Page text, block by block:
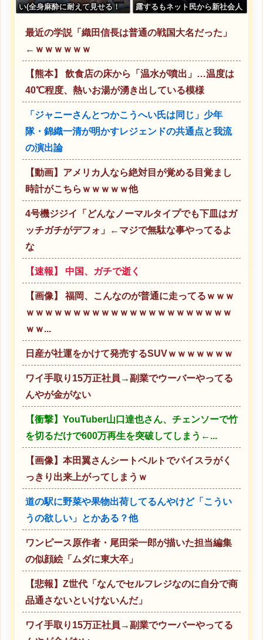
い(全身麻酔に耐えて見せる！
露するもネット民から新社会人
笑われる
最近の学説「織田信長は普通の戦国大名だった」
←ｗｗｗｗｗｗ
【熊本】 飲食店の床から「温水が噴出」…温度は
40℃程度、熱いお湯が湧き出している模様
「ジャニーさんとつかこうへい氏は同じ」少年
隊・錦織一清が明かすレジェンドの共通点と我流
の演出論
【動画】アメリカ人なら絶対目が覚める目覚まし
時計がこちらｗｗｗｗｗ他
4号機ジジイ「どんなノーマルタイプでも下皿はガ
ッチガチがデフォ」←マジで無駄な事やってるよ
な
【速報】 中国、ガチで逝く
【画像】 福岡、こんなのが普通に走ってるｗｗｗ
ｗｗｗｗｗｗｗｗｗｗｗｗｗｗｗｗｗｗｗｗｗｗ
ｗｗ...
日産が社運をかけて発売するSUVｗｗｗｗｗｗｗ
ワイ手取り15万正社員→副業でウーバーやってる
んやが金がない
【衝撃】YouTuber山口達也さん、チェンソーで竹
を切るだけで600万再生を突破してしまう←...
【画像】本田翼さんシートベルトでパイスラがく
っきり出来上がってしまうｗ
道の駅に野菜や果物出荷してるんやけど「こうい
うの欲しい」とかある？他
ワンピース原作者・尾田栄一郎が描いた担当編集
の似顔絵「ムダに東大卒」
【悲報】Z世代「なんでセルフレジなのに自分で商
品通さないといけないんだ」
ワイ手取り15万正社員→副業でウーバーやってる